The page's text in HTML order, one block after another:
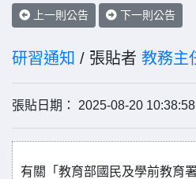
上一則公告 下一則公告
研習通知 / 張貼者 教務主
張貼日期： 2025-08-20
有關「教育部國民及學前教育